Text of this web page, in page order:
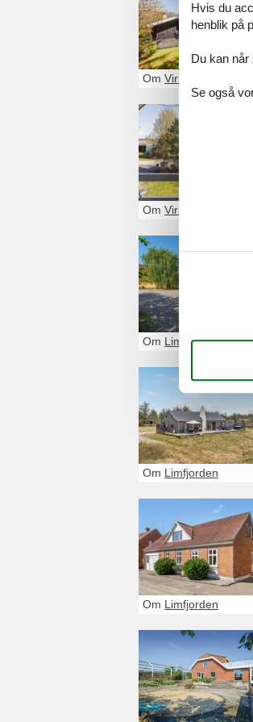
Om Virksund
Om Virksund
Om Limfjorden
Om Limfjorden
Om Limfjorden
Hvis du
henblik på
Du kan
Se også